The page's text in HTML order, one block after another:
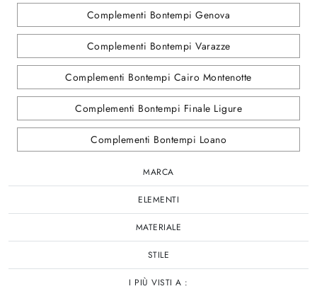
Complementi Bontempi Genova
Complementi Bontempi Varazze
Complementi Bontempi Cairo Montenotte
Complementi Bontempi Finale Ligure
Complementi Bontempi Loano
MARCA
ELEMENTI
MATERIALE
STILE
I PIÙ VISTI A :